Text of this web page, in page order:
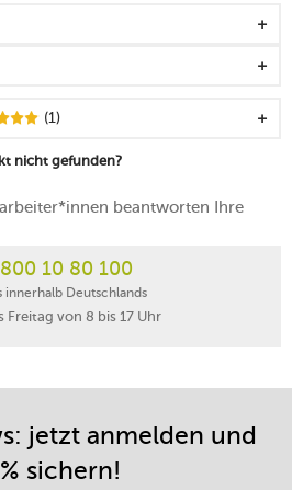
zirkulierende Dämpfe, die
Gericht bleiben
°C
Hitze schont das Material und
zu vermeiden, beim
statt schieben
(1)
nicht gefunden?
beantworten Ihre
10 80 100
innerhalb Deutschlands
Freitag von 8 bis 17 Uhr
jetzt anmelden und
sichern!